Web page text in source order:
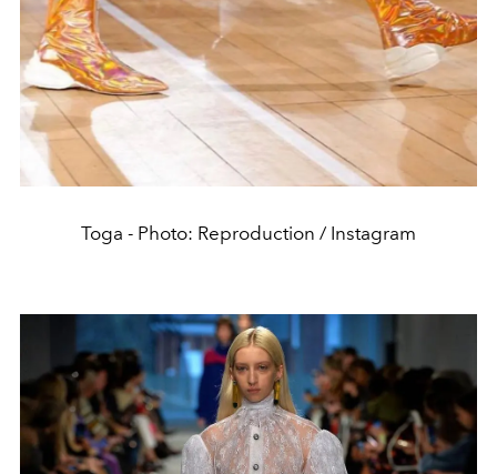
Toga - Photo: Reproduction / Instagram